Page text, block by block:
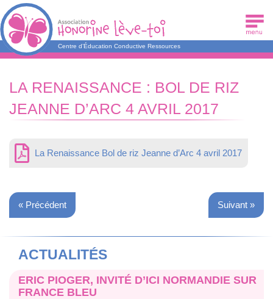
Centre d’Éducation Conductive Ressources
LA RENAISSANCE : BOL DE RIZ
JEANNE D’ARC 4 AVRIL 2017
La Renaissance Bol de riz Jeanne d’Arc 4 avril 2017
« Précédent Suivant »
ACTUALITÉS
ERIC PIOGER, INVITÉ D’ICI NORMANDIE SUR
FRANCE BLEU